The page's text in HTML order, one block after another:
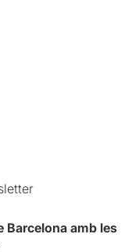
Barcelona amb les